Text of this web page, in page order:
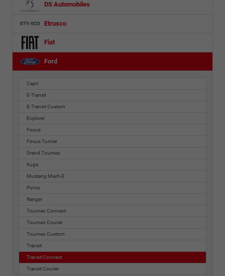
DS Automobiles
Etrusco
Fiat
Ford
Capri
E-Transit
E-Transit Custom
Explorer
Focus
Focus Turnier
Grand Tourneo
Kuga
Mustang Mach-E
Puma
Ranger
Tourneo Connect
Tourneo Courier
Tourneo Custom
Transit
Transit Connect
Transit Courier